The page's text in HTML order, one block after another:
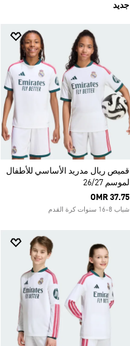
جديد
قميص ريال مدريد الأساسي للأطفال
لموسم 26/27
OMR 37.75
شباب 8-16 سنوات كرة القدم